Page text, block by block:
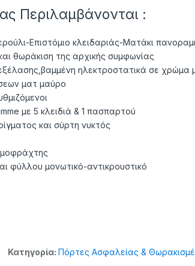
Περιλαμβάνονται :
Επιστόμιο κλειδαριάς-Ματάκι
θωράκιση της αρχικής συμφωνίας
ηλεκτροστατικά σε χρώμα
ματ μαύρο
με 5 κλειδιά & 1 πασπαρτού
και σύρτη νυκτός
φύλλου μονωτικό-αντικρουστικό
Κατηγορία: Πόρτες Ασφαλείας &